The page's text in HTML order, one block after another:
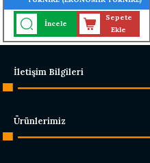
(304 KALİTE PASLANMAZ ÇELİK)
İncele
Sepete
Ekle
İletişim Bilgileri
Ürünlerimiz